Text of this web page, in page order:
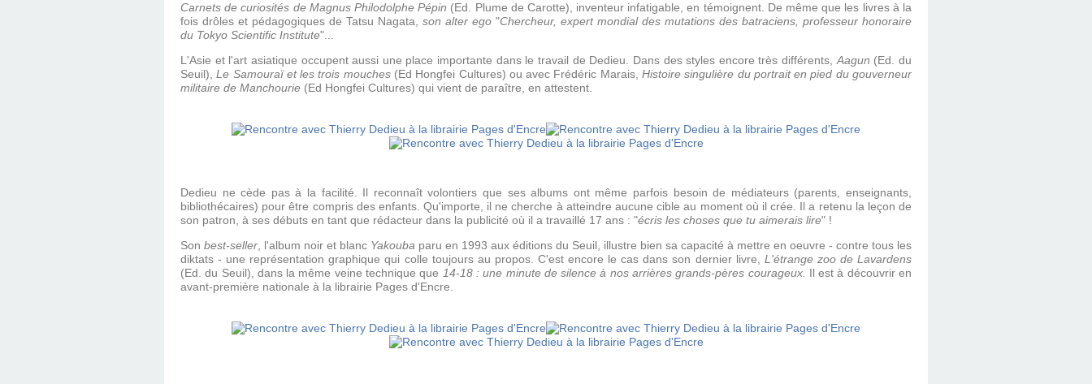
Carnets de curiosités de Magnus Philodolphe Pépin (Ed. Plume de Carotte), inventeur infatigable, en témoignent. De même que les livres à la
fois drôles et pédagogiques de Tatsu Nagata, son alter ego "Chercheur, expert mondial des mutations des batraciens, professeur honoraire
du Tokyo Scientific Institute"...
L'Asie et l'art asiatique occupent aussi une place importante dans le travail de Dedieu. Dans des styles encore très différents,Aagun (Ed. du
Seuil),Le Samouraï et les trois mouches(Ed Hongfei Cultures) ou avec Frédéric Marais,Histoire singulière du portrait en pied du gouverneur
militaire de Manchourie (Ed Hongfei Cultures) qui vient de paraître, en attestent.
Dedieu ne cède pas à la facilité. Il reconnaît volontiers que ses albums ont même parfois besoin de médiateurs (parents, enseignants,
bibliothécaires) pour être compris des enfants. Qu'importe, il ne cherche à atteindre aucune cible au moment où il crée. Il a retenu la leçon de
son patron, à ses débuts en tant que rédacteur dans la publicité où il a travaillé 17 ans : "écris les choses que tu aimerais lire" !
Son best-seller, l'album noir et blanc Yakouba paru en 1993 aux éditions du Seuil, illustre bien sa capacité à mettre en oeuvre - contre tous les
diktats - une représentation graphique qui colle toujours au propos. C'est encore le cas dans son dernier livre, L'étrange zoo de Lavardens
(Ed. du Seuil), dans la même veine technique que 14-18 : une minute de silence à nos arrières grands-pères courageux. Il est à découvrir en
avant-première nationale à la librairie Pages d'Encre.